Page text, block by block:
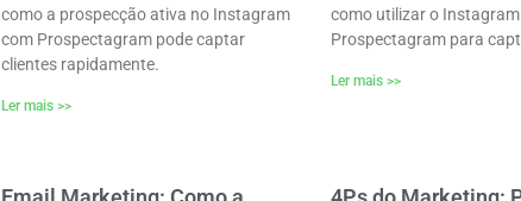
como a prospecção ativa no Instagram
com Prospectagram pode captar
clientes rapidamente.
Ler mais >>
como utilizar o
Prospectagram para
Ler mais >>